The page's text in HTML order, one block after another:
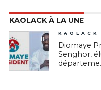
KAOLACK À LA UNE
11
KAOLACK
Diomaye
Senghor,